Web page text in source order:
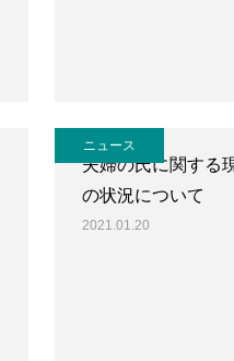
ニュース
夫婦の氏に関する
の状況について
2021.01.20